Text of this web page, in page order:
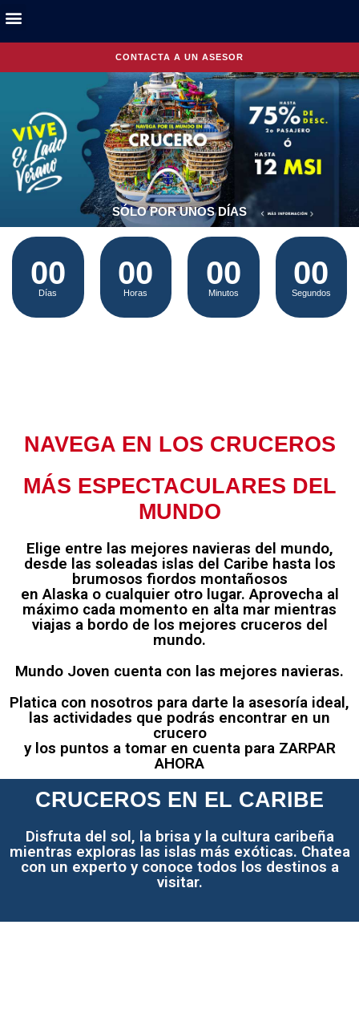
CONTACTA A UN ASESOR
SÓLO POR UNOS DÍAS
00
Días
00
Horas
00
Minutos
00
Segundos
NAVEGA EN LOS CRUCEROS
MÁS ESPECTACULARES DEL
MUNDO
Elige entre las mejores navieras del mundo,
desde las soleadas islas del Caribe hasta los
brumosos fiordos montañosos
en Alaska o cualquier otro lugar. Aprovecha al
máximo cada momento en alta mar mientras
viajas a bordo de los mejores cruceros del
mundo.
Mundo Joven cuenta con las mejores navieras.
Platica con nosotros para darte la asesoría ideal,
las actividades que podrás encontrar en un
crucero
y los puntos a tomar en cuenta para ZARPAR
AHORA
CRUCEROS EN EL CARIBE
Disfruta del sol, la brisa y la cultura caribeña
mientras exploras las islas más exóticas. Chatea
con un experto y conoce todos los destinos a
visitar.